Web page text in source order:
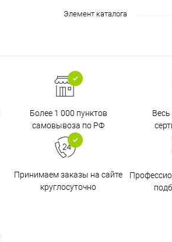
Элемент каталога
Более 1 000 пунктов
самовывоза по РФ
Принимаем заказы на сайте
круглосуточно